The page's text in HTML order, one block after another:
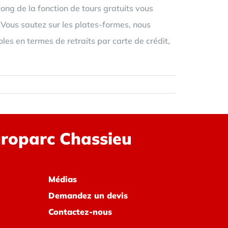
de la fonction de tours gratuits vous
sautez sur les plates-formes, nous
en termes de retraits par carte de crédit,
Chassieu
Médias
Demandez un devis
Contactez-nous